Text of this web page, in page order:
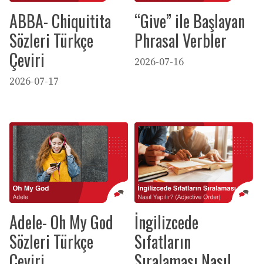
ABBA- Chiquitita
Sözleri Türkçe
Çeviri
2026-07-17
“Give” ile Başlayan
Phrasal Verbler
2026-07-16
Adele- Oh My God
Sözleri Türkçe
İngilizcede
Sıfatların